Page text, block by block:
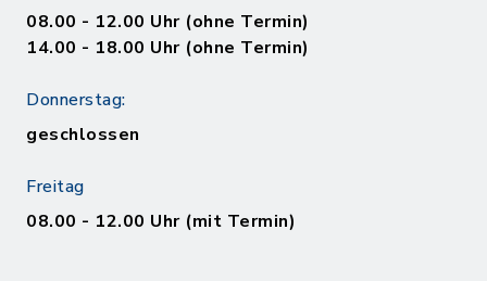
08.00 - 12.00 Uhr (ohne Termin)
14.00 - 18.00 Uhr (ohne Termin)
Donnerstag:
geschlossen
Freitag
08.00 - 12.00 Uhr (mit Termin)